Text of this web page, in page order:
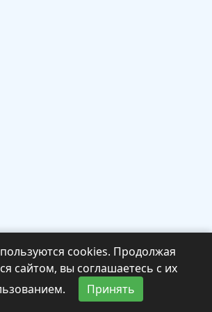
cookies. Продолжая
сайтом, вы соглашаетесь с их
Принять